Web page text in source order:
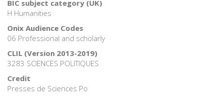
BIC subject category (UK)
H Humanities
Onix Audience Codes
06 Professional and scholarly
CLIL (Version 2013-2019)
3283 SCIENCES POLITIQUES
Credit
Presses de Sciences Po